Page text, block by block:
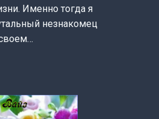
Именно тогда я
незнакомец